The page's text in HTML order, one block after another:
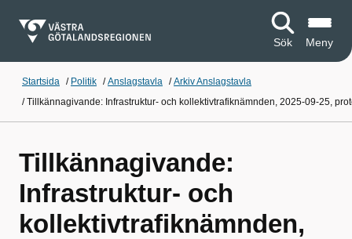
Sök Meny
Startsida / Politik /Anslagstavla /Arkiv Anslagstavla
/Tillkännagivande: Infrastruktur- och kollektivtrafiknämnden, 2025-09-25,
Tillkännagivande:
Infrastruktur- och
kollektivtrafiknämnden,